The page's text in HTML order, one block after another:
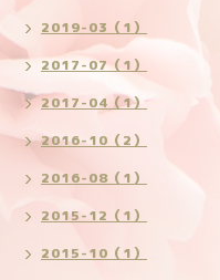
2019-03（1）
2017-07（1）
2017-04（1）
2016-10（2）
2016-08（1）
2015-12（1）
2015-10（1）